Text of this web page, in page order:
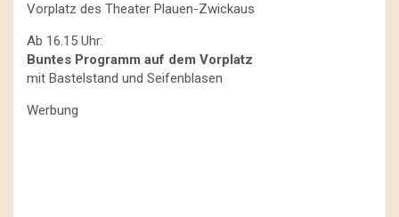
Vorplatz des Theater Plauen-Zwickaus
Ab 16.15 Uhr:
Buntes Programm auf dem Vorplatz
mit Bastelstand und Seifenblasen
Werbung